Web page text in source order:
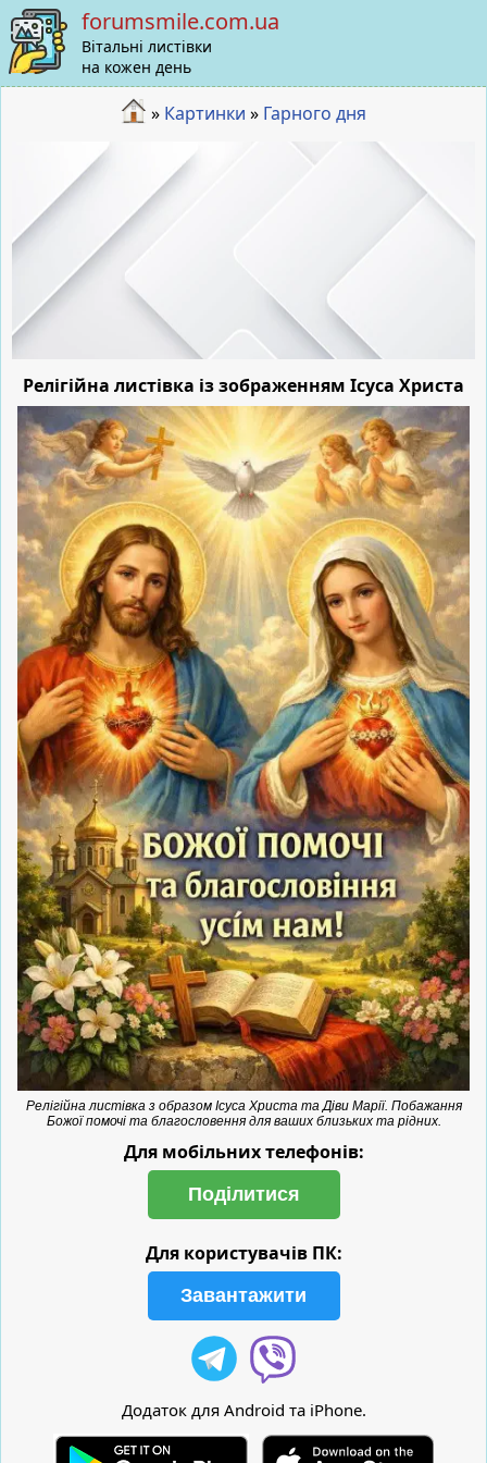
forumsmile.com.ua
Вітальні листівки
на кожен день
» Картинки » Гарного дня
Релігійна листівка із зображенням Ісуса Христа
Релігійна листівка з образом Ісуса Христа та Діви Марії. Побажання
Божої помочі та благословення для ваших близьких та рідних.
Для мобільних телефонів:
Поділитися
Для користувачів ПК:
Завантажити
Додаток для Android та iPhone.